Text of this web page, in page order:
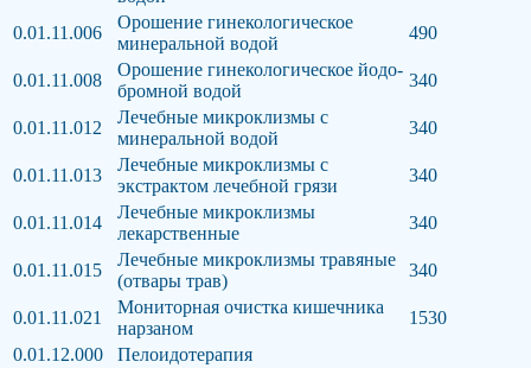
0.01.11.006
Орошение гинекологическое
минеральной водой
490
0.01.11.008
Орошение гинекологическое йодо-
бромной водой
340
0.01.11.012
Лечебные микроклизмы с
минеральной водой
340
0.01.11.013
Лечебные микроклизмы с
экстрактом лечебной грязи
340
0.01.11.014
Лечебные микроклизмы
лекарственные
340
0.01.11.015
Лечебные микроклизмы травяные
(отвары трав)
340
0.01.11.021
Мониторная очистка кишечника
нарзаном
1530
0.01.12.000
Пелоидотерапия